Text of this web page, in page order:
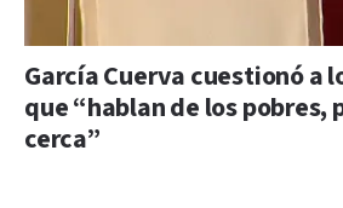
García Cuerva cuestionó a
que “hablan de los pobres,
cerca”